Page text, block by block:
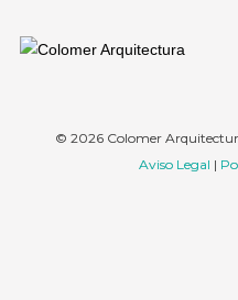
© 2026 Colomer
Aviso Legal |